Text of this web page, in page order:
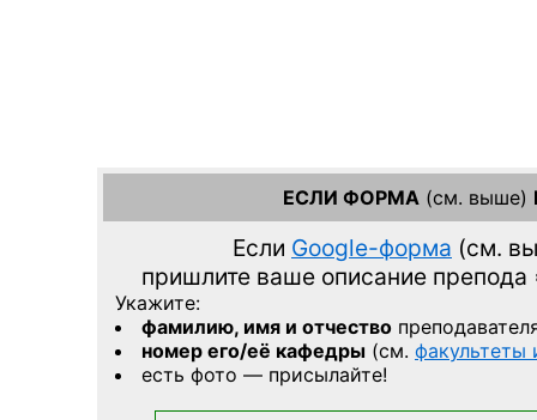
ЕСЛИ ФОРМА (см. выше)
Если Google-форма (см.
пришлите ваше описание препода
Укажите:
фамилию, имя и отчество
номер его/её кафедры (см.
есть фото — присылайте!